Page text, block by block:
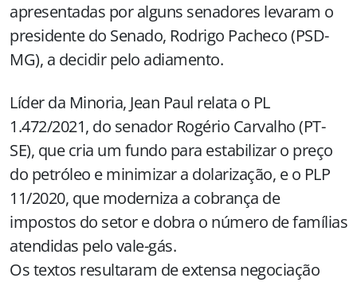
apresentadas por alguns senadores levaram o
presidente do Senado, Rodrigo Pacheco (PSD-
MG), a decidir pelo adiamento.
Líder da Minoria, Jean Paul relata o PL
1.472/2021, do senador Rogério Carvalho (PT-
SE), que cria um fundo para estabilizar o preço
do petróleo e minimizar a dolarização, e o PLP
11/2020, que moderniza a cobrança de
impostos do setor e dobra o número de famílias
atendidas pelo vale-gás.
Os textos resultaram de extensa negociação